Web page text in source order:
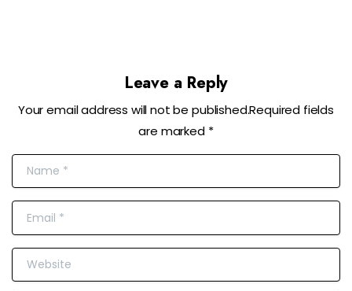
Leave a Reply
Your email address will not be published.Required fields
are marked *
Name*
Email
Website